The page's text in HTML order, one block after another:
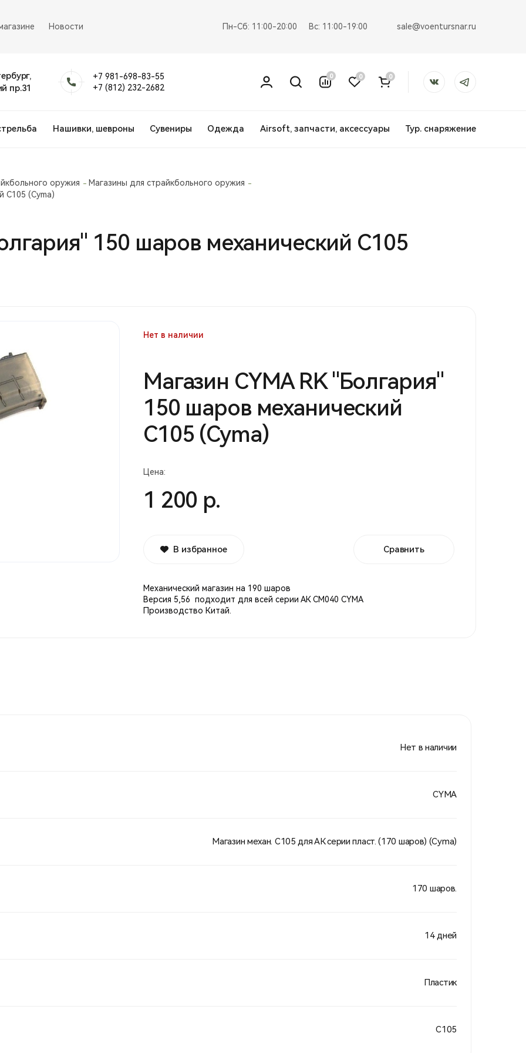
Новости Пн-Сб: 11:00-20:00 Вс: 11:00-19:00 sale@voentursnar.ru
пр.31
+7 981-698-83-55
+7 (812) 232-2682
0 0 0
Нашивки, шевроны Сувениры Одежда Airsoft, запчасти, аксессуары Тур. снаряжение
оружия
Магазины для страйкбольного оружия
С105 (Cyma)
150 шаров механический С105
Нет в наличии
Магазин CYMA RK "Болгария"
150 шаров механический
С105 (Cyma)
Цена:
1 200 р.
В избранное Сравнить
Механический магазин на 190 шаров
Версия 5,56 подходит для всей серии АК СМ040 CYMA
Производство Китай.
Нет в наличии
CYMA
Магазин механ. С105 для АК серии пласт. (170 шаров) (Cyma)
170 шаров.
14 дней
Пластик
С105